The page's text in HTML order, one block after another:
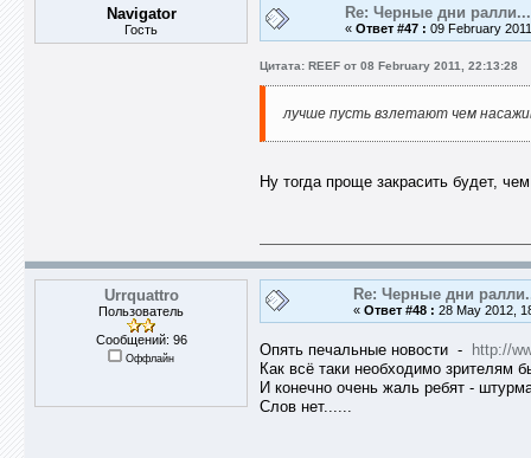
Navigator
Гость
Re: Черные дни ралли...
« Ответ #47 : 09 February
Цитата: REEF от 08 February 2011, 22:13:28
лучше пусть взлетают чем
Ну тогда проще закрасить будет,
Urrquattro
Пользователь
Сообщений: 96
Оффлайн
Re: Черные дни
« Ответ #48 : 28 May 2012,
Опять печальные новости -
http://
Как всё таки необходимо зрителям
И конечно очень жаль ребят -
Слов нет......